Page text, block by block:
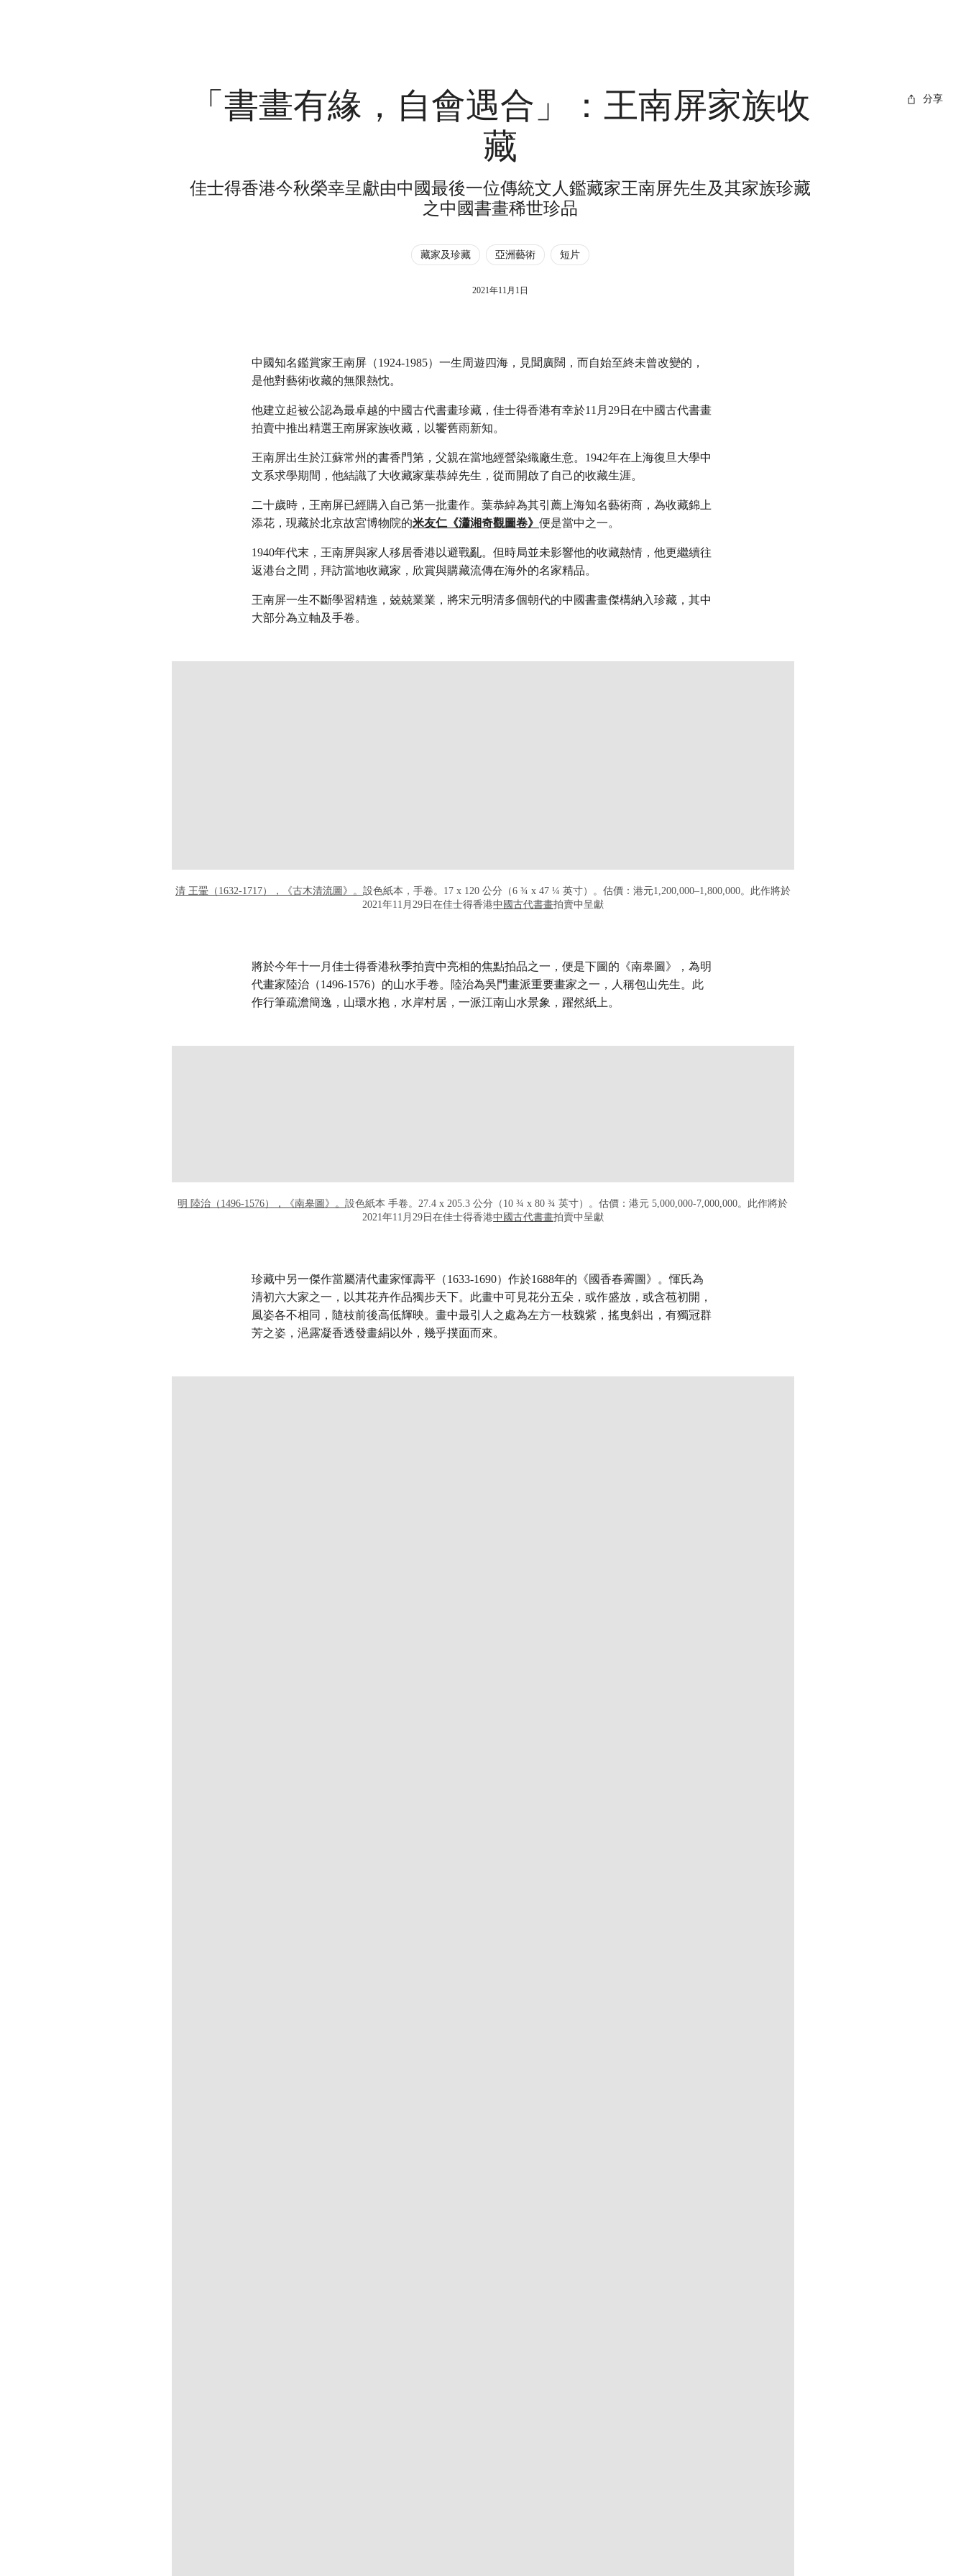
分享
「書畫有緣，自會遇合」：王南屏家族收
藏
佳士得香港今秋榮幸呈獻由中國最後一位傳統文人鑑藏家王南屏先生及其家族珍藏
之中國書畫稀世珍品
藏家及珍藏 亞洲藝術 短片
2021年11月1日
中國知名鑑賞家王南屏（1924-1985）一生周遊四海，見聞廣闊，而自始至終未曾改變的，
是他對藝術收藏的無限熱忱。
他建立起被公認為最卓越的中國古代書畫珍藏，佳士得香港有幸於11月29日在中國古代書畫
拍賣中推出精選王南屏家族收藏，以饗舊雨新知。
王南屏出生於江蘇常州的書香門第，父親在當地經營染織廠生意。1942年在上海復旦大學中
文系求學期間，他結識了大收藏家葉恭綽先生，從而開啟了自己的收藏生涯。
二十歲時，王南屏已經購入自己第一批畫作。葉恭綽為其引薦上海知名藝術商，為收藏錦上
添花，現藏於北京故宮博物院的米友仁《瀟湘奇觀圖卷》 便是當中之一。
1940年代末，王南屏與家人移居香港以避戰亂。但時局並未影響他的收藏熱情，他更繼續往
返港台之間，拜訪當地收藏家，欣賞與購藏流傳在海外的名家精品。
王南屏一生不斷學習精進，兢兢業業，將宋元明清多個朝代的中國書畫傑構納入珍藏，其中
大部分為立軸及手卷。
清 王翬（1632-1717），《古木清流圖》。 設色紙本，手卷。17 x 120 公分（6 ¾ x 47 ¼ 英寸）。估價：港元1,200,000–1,800,000。此作將於
2021年11月29日在佳士得香港中國古代書畫拍賣中呈獻
將於今年十一月佳士得香港秋季拍賣中亮相的焦點拍品之一，便是下圖的《南皋圖》，為明
代畫家陸治（1496-1576）的山水手卷。陸治為吳門畫派重要畫家之一，人稱包山先生。此
作行筆疏澹簡逸，山環水抱，水岸村居，一派江南山水景象，躍然紙上。
明 陸治（1496-1576），《南皋圖》。設色紙本 手卷。27.4 x 205.3 公分（10 ¾ x 80 ¾ 英寸）。估價：港元 5,000,000-7,000,000。此作將於
2021年11月29日在佳士得香港中國古代書畫拍賣中呈獻
珍藏中另一傑作當屬清代畫家惲壽平（1633-1690）作於1688年的《國香春霽圖》。惲氏為
清初六大家之一，以其花卉作品獨步天下。此畫中可見花分五朵，或作盛放，或含苞初開，
風姿各不相同，隨枝前後高低輝映。畫中最引人之處為左方一枝魏紫，搖曳斜出，有獨冠群
芳之姿，浥露凝香透發畫絹以外，幾乎撲面而來。